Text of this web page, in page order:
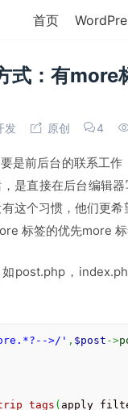
首页
式：有more
发 原创 4
是前后台的联系工
是直接在后台编辑
这个习惯，他们更
标签的优先more
post.php，
>/' , $post ->
(